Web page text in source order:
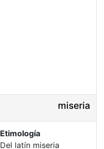
miseria
Etimología
Del latín miseria